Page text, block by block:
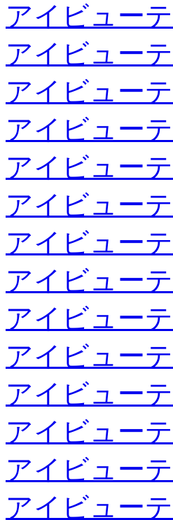
アイビュー
アイビュー
アイビュー
アイビュー
アイビュー
アイビュー
アイビュー
アイビュー
アイビュー
アイビュー
アイビュー
アイビュー
アイビュー
アイビュー